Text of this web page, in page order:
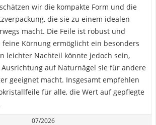
wir die kompakte Form und die
die sie zu einem idealen
macht. Die Feile ist robust und
Körnung ermöglicht ein besonders
leichter Nachteil könnte jedoch sein,
auf Naturnägel sie für andere
geeignet macht. Insgesamt empfehlen
für alle, die Wert auf gepflegte
07/2026